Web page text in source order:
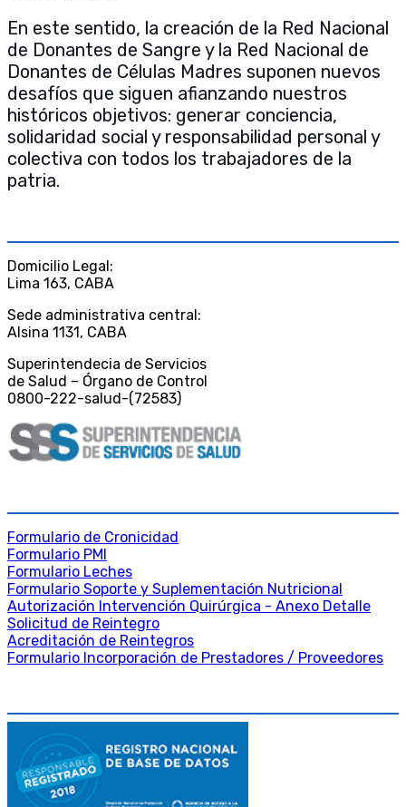
En este sentido, la creación de la Red Nacional
de Donantes de Sangre y la Red Nacional de
Donantes de Células Madres suponen nuevos
desafíos que siguen afianzando nuestros
históricos objetivos: generar conciencia,
solidaridad social y responsabilidad personal y
colectiva con todos los trabajadores de la
patria.
Domicilio Legal:
Lima 163, CABA
Sede administrativa central:
Alsina 1131, CABA
Superintendecia de Servicios
de Salud – Órgano de Control
0800-222-salud-(72583)
Formulario de Cronicidad
Formulario PMI
Formulario Leches
Formulario Soporte y Suplementación Nutricional
Autorización Intervención Quirúrgica - Anexo Detalle
Solicitud de Reintegro
Acreditación de Reintegros
Formulario Incorporación de Prestadores / Proveedores